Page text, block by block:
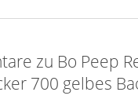
zu Bo Peep
700 gelbes